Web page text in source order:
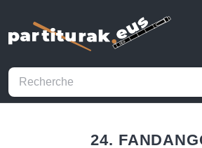
24.